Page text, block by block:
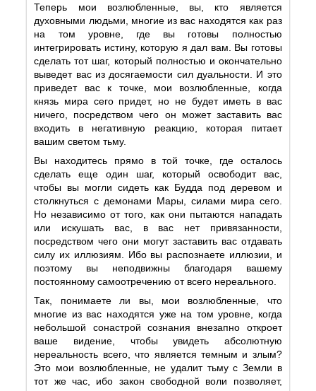
Теперь мои возлюбленные, вы, кто является
духовными людьми, многие из вас находятся как раз
на том уровне, где вы готовы полностью
интегрировать истину, которую я дал вам. Вы готовы
сделать тот шаг, который полностью и окончательно
выведет вас из досягаемости сил дуальности. И это
приведет вас к точке, мои возлюбленные, когда
князь мира сего придет, но не будет иметь в вас
ничего, посредством чего он может заставить вас
входить в негативную реакцию, которая питает
вашим светом тьму.
Вы находитесь прямо в той точке, где осталось
сделать еще один шаг, который освободит вас,
чтобы вы могли сидеть как Будда под деревом и
столкнуться с демонами Мары, силами мира сего.
Но независимо от того, как они пытаются нападать
или искушать вас, в вас нет привязанности,
посредством чего они могут заставить вас отдавать
силу их иллюзиям. Ибо вы распознаете иллюзии, и
поэтому вы неподвижны благодаря вашему
постоянному самоотречению от всего нереального.
Так, понимаете ли вы, мои возлюбленные, что
многие из вас находятся уже на том уровне, когда
небольшой сонастрой сознания внезапно откроет
ваше видение, чтобы увидеть абсолютную
нереальность всего, что является темным и злым?
Это мои возлюбленные, не удалит тьму с Земли в
тот же час, ибо закон свободной воли позволяет,